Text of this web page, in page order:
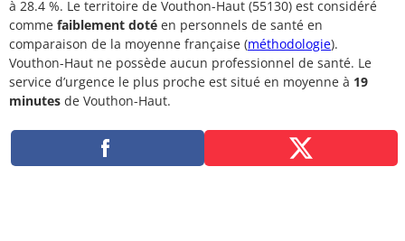
à 28.4 %. Le territoire de Vouthon-Haut (55130) est considéré
comme faiblement doté en personnels de santé en
comparaison de la moyenne française (méthodologie).
Vouthon-Haut ne possède aucun professionnel de santé. Le
service d’urgence le plus proche est situé en moyenne à 19
minutes de Vouthon-Haut.